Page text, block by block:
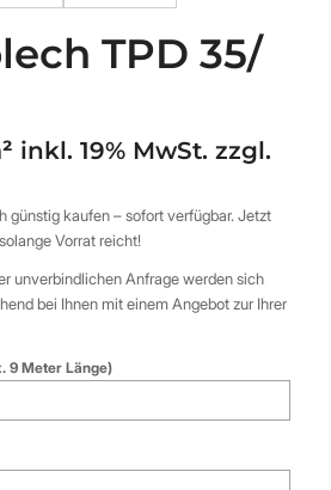
TPD 35/
inkl. 19% MwSt. zzgl.
günstig kaufen – sofort verfügbar. Jetzt
Vorrat reicht!
unverbindlichen Anfrage werden sich
bei Ihnen mit einem Angebot zur Ihrer
9 Meter Länge)